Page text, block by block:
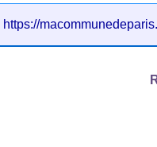
https://